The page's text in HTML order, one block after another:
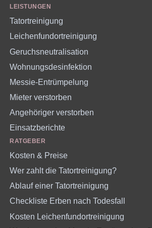
LEISTUNGEN
Tatortreinigung
Leichenfundortreinigung
Geruchsneutralisation
Wohnungsdesinfektion
Messie-Entrümpelung
Mieter verstorben
Angehöriger verstorben
Einsatzberichte
RATGEBER
Kosten & Preise
Wer zahlt die Tatortreinigung?
Ablauf einer Tatortreinigung
Checkliste Erben nach Todesfall
Kosten Leichenfundortreinigung